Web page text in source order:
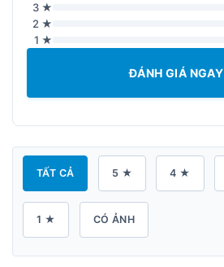
3 ★
2 ★
1 ★
ĐÁNH GIÁ NGAY
TẤT CẢ 5 ★ 4 ★
1 ★ CÓ ẢNH